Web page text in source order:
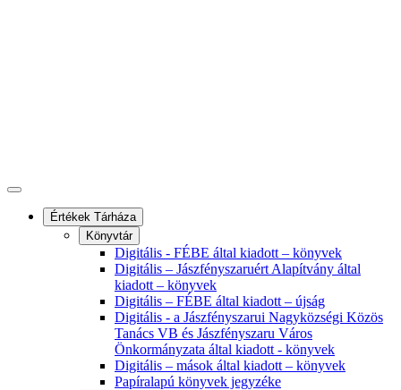
Értékek Tárháza
Könyvtár
Digitális - FÉBE által kiadott – könyvek
Digitális – Jászfényszaruért Alapítvány által
kiadott – könyvek
Digitális – FÉBE által kiadott – újság
Digitális - a Jászfényszarui Nagyközségi Közös
Tanács VB és Jászfényszaru Város
Önkormányzata által kiadott - könyvek
Digitális – mások által kiadott – könyvek
Papíralapú könyvek jegyzéke